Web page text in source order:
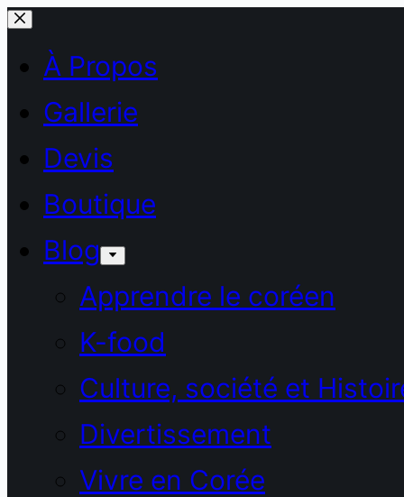
Passer
contenuÀ Propos
Gallerie
Devis
Boutique
Blog
Apprendre le coréen
K-food
Culture, société et
Divertissement
Vivre en Corée